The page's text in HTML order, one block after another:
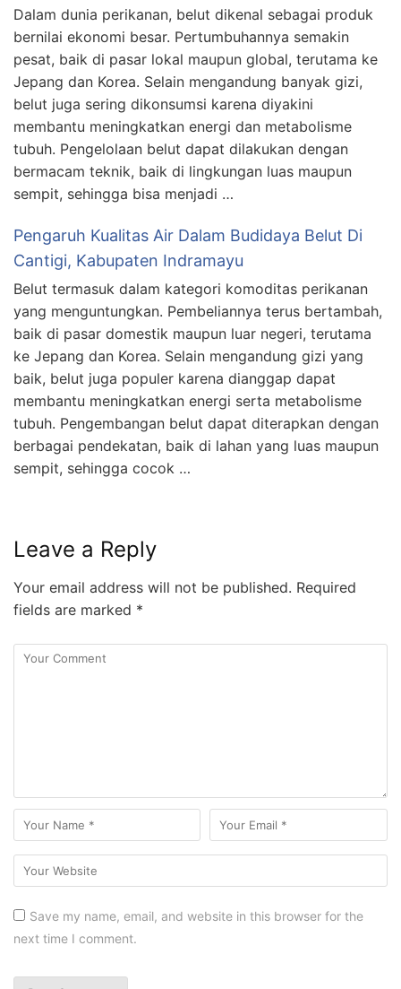
Dalam dunia perikanan, belut dikenal sebagai produk
bernilai ekonomi besar. Pertumbuhannya semakin
pesat, baik di pasar lokal maupun global, terutama ke
Jepang dan Korea. Selain mengandung banyak gizi,
belut juga sering dikonsumsi karena diyakini
membantu meningkatkan energi dan metabolisme
tubuh. Pengelolaan belut dapat dilakukan dengan
bermacam teknik, baik di lingkungan luas maupun
sempit, sehingga bisa menjadi …
Pengaruh Kualitas Air Dalam Budidaya Belut Di
Cantigi, Kabupaten Indramayu
Belut termasuk dalam kategori komoditas perikanan
yang menguntungkan. Pembeliannya terus bertambah,
baik di pasar domestik maupun luar negeri, terutama
ke Jepang dan Korea. Selain mengandung gizi yang
baik, belut juga populer karena dianggap dapat
membantu meningkatkan energi serta metabolisme
tubuh. Pengembangan belut dapat diterapkan dengan
berbagai pendekatan, baik di lahan yang luas maupun
sempit, sehingga cocok …
Leave a Reply
Your email address will not be published. Required
fields are marked *
Save my name, email, and website in this browser for the
next time I comment.